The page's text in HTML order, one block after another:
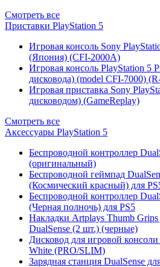
Смотреть все
Приставки PlayStation 5
Игровая консоль Sony
(Япония) (CFI-2000A)
Игровая консоль PlayStation 5
дисковода) (model CFI-7000)
Игровая приставка Sony
дисководом) (GameReplay)
Смотреть все
Аксессуары PlayStation 5
Беспроводной контроллер
(оригинальный)
Беспроводной геймпад
(Космический красный) для
Беспроводной контроллер
(Черная полночь) для PS5
Накладки Artplays Thumb Grips
DualSense (2 шт.) (черные)
Дисковод для игровой
White (PRO/SLIM)
Зарядная станция DualSense